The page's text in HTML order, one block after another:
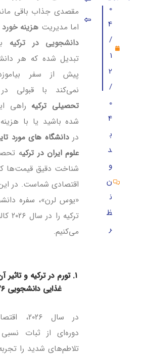
0
4
/
1
2
/
0
4
ب
د
و
ن
ن
ظ
ر
۶. استراتژی‌های کاهش هزینه خورد و خوراک در سال ۲۰۲۶
۷. تخمین بودجه ماهیانه خورد و خوراک ۲۰۲۶
۸. چک‌لیست اجرایی برای مدیریت هزینه‌ها در ترکیه
نتیجه‌گیری
مقصدی جذاب باقی
اما مدیریت هزینه
دانشجویی در ترکیه
تبدیل شده که هر
پیش از سفر
نمی‌کند با قبولی در
تحصیلی ترکیه راهی
شده باشید یا با
دردانشگاه های مورد
علوم ایران در ترکیه
شناخت دقیق قیمت‌ها
اقتصادی شماست. در این
«یوس لرن»، سفره
ترکیه
می‌کنیم.
۱. تورم در ترکیه و تاثیر
غذایی دانشجویی ۲۰۲۶
در سال
دوره‌ای از ثبات
تلاطم‌های شدید را